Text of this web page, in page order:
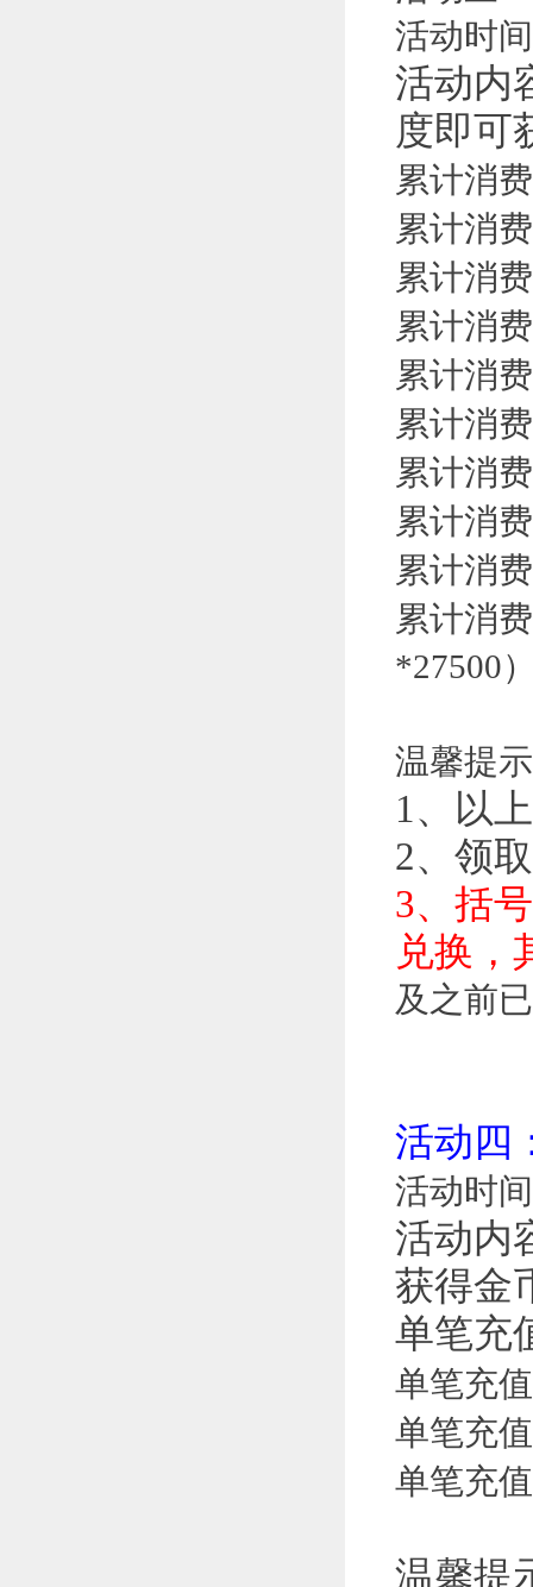
活动时
活动内
度即可
累计消
累计消
累计消
累计消
累计消
累计消
累计消
累计消
累计消
累计消
*27500
温馨提
1、以
2、领
3、括
兑换，
及之前
活动 四
活动时
活动内
获得金
单笔充
单笔充
单笔充
单笔充
温馨提